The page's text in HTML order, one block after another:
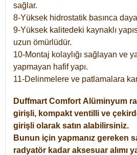
sağlar.
8-Yüksek hidrostatik basınca
9-Yüksek kalitedeki kaynaklı
uzun ömürlüdür.
10-Montaj kolaylığı sağlayan ve
yapmayan hafif yapı.
11-Delinmelere ve patlamalara
Duffmart Comfort Alüminyum
girişli, kompakt ventilli ve
girişli olarak satın alabilirsiniz.
Bunun için yapmanız gereken
radyatör kadar aksesuar alımı